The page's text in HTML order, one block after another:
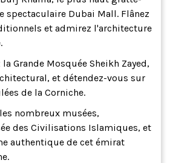
spectaculaire Dubai Mall. Flânez
et admirez l'architecture
Grande Mosquée Sheikh Zayed,
et détendez-vous sur
de la Corniche.
nombreux musées,
des Civilisations Islamiques, et
authentique de cet émirat